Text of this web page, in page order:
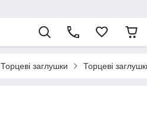
Торцеві заглушки Торцеві